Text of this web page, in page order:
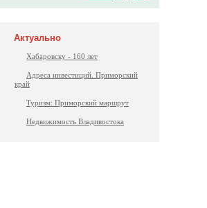
Актуально
Хабаровску - 160 лет
Адреса инвестиций. Приморский
край
Туризм: Приморский маршрут
Недвижимость Владивостока